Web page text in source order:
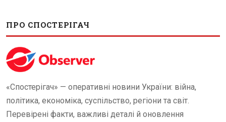
ПРО СПОСТЕРІГАЧ
«Спостерігач» — оперативні новини України: війна,
політика, економіка, суспільство, регіони та світ.
Перевірені факти, важливі деталі й оновлення